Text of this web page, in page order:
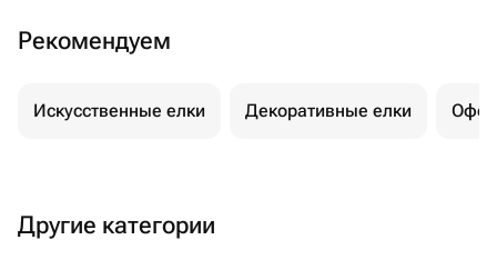
Рекомендуем
Искусственные елки Декоративные елки
Другие категории